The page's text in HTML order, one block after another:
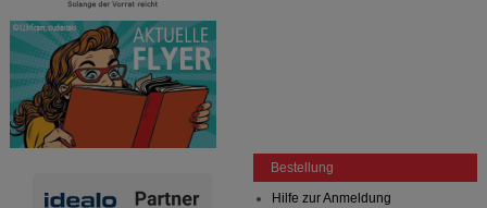
Bestellung
Hilfe zur Anmeldung